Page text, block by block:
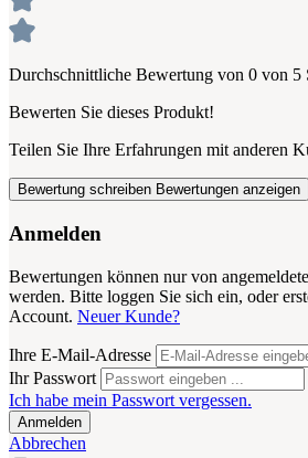
Durchschnittliche Bewertung von 0 von 5
Bewerten Sie dieses Produkt!
Teilen Sie Ihre Erfahrungen mit anderen
Bewertung schreiben Bewertungen anzeigen
Anmelden
Bewertungen können nur von
werden. Bitte loggen Sie sich ein, oder
Account. Neuer Kunde?
Ihre E-Mail-Adresse
Ihr Passwort
Ich habe mein Passwort vergessen.
Anmelden
Abbrechen